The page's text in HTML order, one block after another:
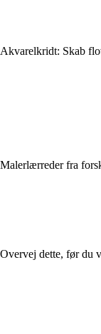
Akvarelkridt: Skab
Malerlærreder fra
Overvej dette, før du